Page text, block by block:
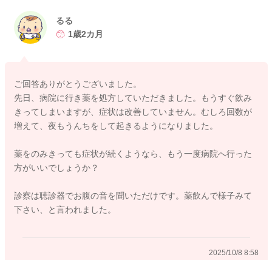
粘液が混ざっていたということで、下痢をしているときに同じ
ように出てくることがあります。
い。
どうぞよろしくお願いします。
2025/10/2 10:23
るる
1歳2カ月
ご回答ありがとうございました。
先日、病院に行き薬を処方していただきました。もうすぐ飲み
きってしまいますが、症状は改善していません。むしろ回数が
増えて、夜もうんちをして起きるようになりました。
薬をのみきっても症状が続くようなら、もう一度病院へ行った
方がいいでしょうか？
診察は聴診器でお腹の音を聞いただけです。薬飲んで様子みて
下さい、と言われました。
2025/10/8 8:58